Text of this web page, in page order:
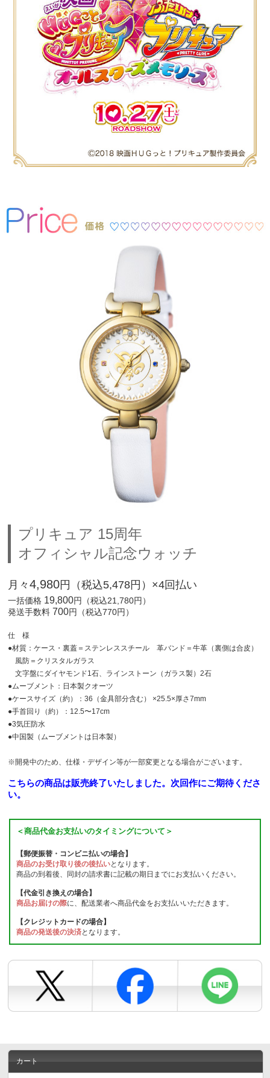
プリキュア 15周年
オフィシャル記念ウォッチ
月々4,980円（税込5,478円）×4回払い
一括価格 19,800円（税込21,780円）
発送手数料 700円（税込770円）
仕 様
●材質：ケース・裏蓋＝ステンレススチール 革バンド＝牛革（裏側は合皮）
風防＝クリスタルガラス
文字盤にダイヤモンド1石、ラインストーン（ガラス製）2石
●ムーブメント：日本製クオーツ
●ケースサイズ（約）：36（金具部分含む） ×25.5×厚さ7mm
●手首回り（約）：12.5〜17cm
●3気圧防水
●中国製（ムーブメントは日本製）
※開発中のため、仕様・デザイン等が一部変更となる場合がございます。
こちらの商品は販売終了いたしました。次回作にご期待くださ
い。
＜商品代金お支払いのタイミングについて＞
【郵便振替・コンビニ払いの場合】
商品のお受け取り後の後払いとなります。
商品の到着後、同封の請求書に記載の期日までにお支払いください。
【代金引き換えの場合】
商品お届けの際に、配送業者へ商品代金をお支払いいただきます。
【クレジットカードの場合】
商品の発送後の決済となります。
カート